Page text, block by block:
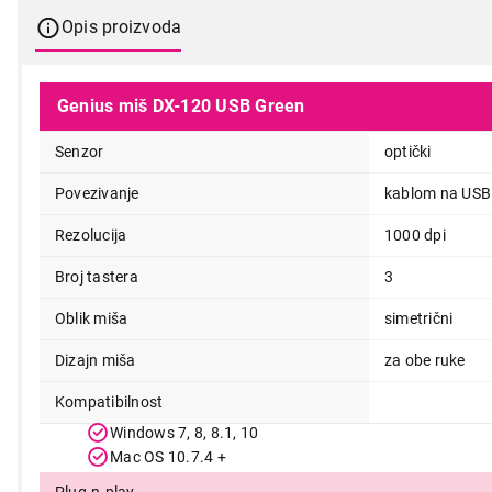
Opis proizvoda
Genius miš DX-120 USB Green
Senzor optički
Povezivanje kablom na USB
Rezolucija 1000 dpi
Broj tastera 3
Oblik miša simetrični
Dizajn miša za obe ruke
Kompatibilnost
Windows 7, 8, 8.1, 10
Mac OS 10.7.4 +
699,00